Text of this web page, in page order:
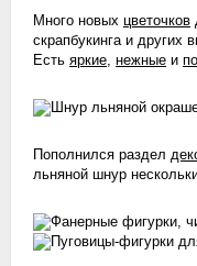
Много новых цветочков
скрапбукинга и других
Есть яркие, нежные и
Пополнился раздел
льняной шнур